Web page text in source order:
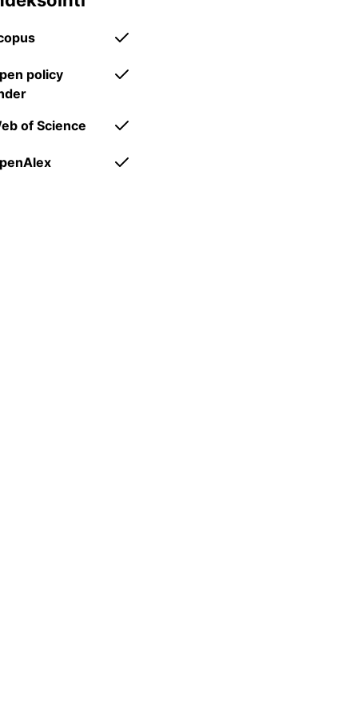
saatavuus.
rinnakkaistallennuksen tai kuuluu
policy
of Science